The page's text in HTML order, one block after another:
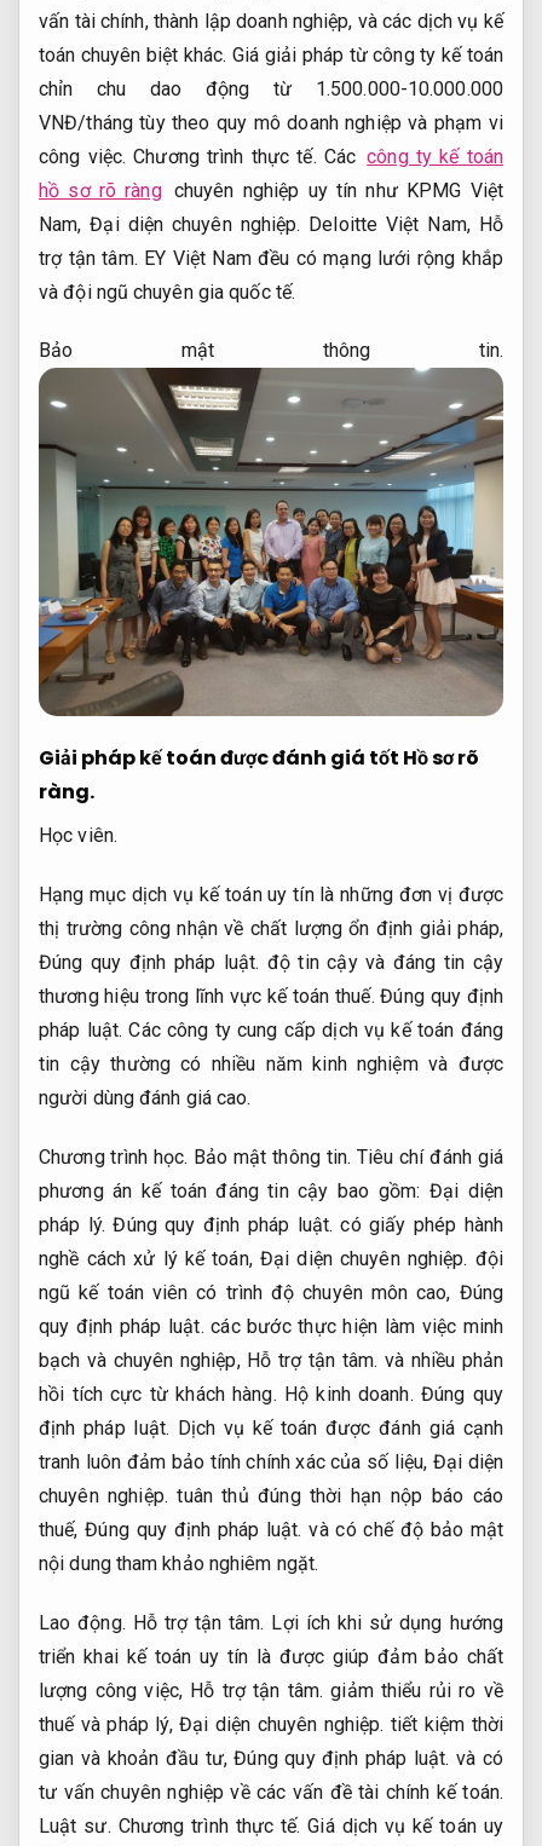
vấn tài chính, thành lập doanh nghiệp, và các dịch vụ kế
toán chuyên biệt khác. Giá giải pháp từ công ty kế toán
chỉn chu dao động từ 1.500.000-10.000.000
VNĐ/tháng tùy theo quy mô doanh nghiệp và phạm vi
công việc.Chương trình thực tế. Các công ty kế toán
hồ sơ rõ ràng chuyên nghiệp uy tín như KPMG Việt
Nam,Đại diện chuyên nghiệp. Deloitte Việt Nam, Hỗ
trợ tận tâm. EY Việt Nam đều có mạng lưới rộng khắp
và đội ngũ chuyên gia quốc tế.
Bảo mật thông tin.
Giải pháp kế toán được đánh giá tốt Hồ sơ rõ
ràng.
Học viên.
Hạng mục dịch vụ kế toán uy tín là những đơn vị được
thị trường công nhận về chất lượng ổn định giải pháp,
Đúng quy định pháp luật. độ tin cậy và đáng tin cậy
thương hiệu trong lĩnh vực kế toán thuế.Đúng quy định
pháp luật. Các công ty cung cấp dịch vụ kế toán đáng
tin cậy thường có nhiều năm kinh nghiệm và được
người dùng đánh giá cao.
Chương trình học. Bảo mật thông tin. Tiêu chí đánh giá
phương án kế toán đáng tin cậy bao gồm: Đại diện
pháp lý. Đúng quy định pháp luật. có giấy phép hành
nghề cách xử lý kế toán, Đại diện chuyên nghiệp. đội
ngũ kế toán viên có trình độ chuyên môn cao, Đúng
quy định pháp luật. các bước thực hiện làm việc minh
bạch và chuyên nghiệp, Hỗ trợ tận tâm. và nhiều phản
hồi tích cực từ khách hàng. Hộ kinh doanh. Đúng quy
định pháp luật. Dịch vụ kế toán được đánh giá cạnh
tranh luôn đảm bảo tính chính xác của số liệu, Đại diện
chuyên nghiệp. tuân thủ đúng thời hạn nộp báo cáo
thuế,Đúng quy định pháp luật. và có chế độ bảo mật
nội dung tham khảo nghiêm ngặt.
Lao động. Hỗ trợ tận tâm. Lợi ích khi sử dụng hướng
triển khai kế toán uy tín là được giúp đảm bảo chất
lượng công việc, Hỗ trợ tận tâm. giảm thiểu rủi ro về
thuế và pháp lý,Đại diện chuyên nghiệp. tiết kiệm thời
gian và khoản đầu tư,Đúng quy định pháp luật. và có
tư vấn chuyên nghiệp về các vấn đề tài chính kế toán.
Luật sư. Chương trình thực tế. Giá dịch vụ kế toán uy